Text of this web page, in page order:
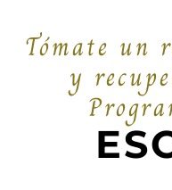
Tómate un
y